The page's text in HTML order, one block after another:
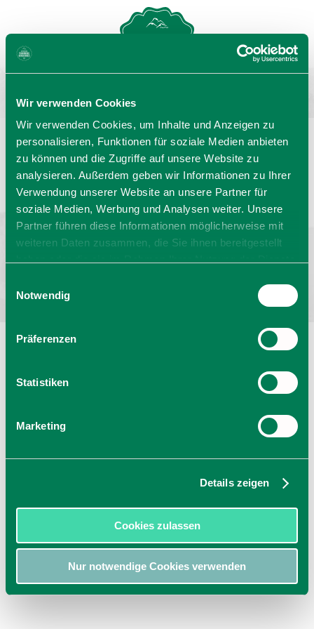
Wir verwenden Cookies
Wir verwenden Cookies, um Inhalte und Anzeigen zu
personalisieren, Funktionen für soziale Medien anbieten
zu können und die Zugriffe auf unsere Website zu
analysieren. Außerdem geben wir Informationen zu Ihrer
Verwendung unserer Website an unsere Partner für
soziale Medien, Werbung und Analysen weiter. Unsere
Partner führen diese Informationen möglicherweise mit
weiteren Daten zusammen, die Sie ihnen bereitgestellt
Cookies, wenn Sie unsere Webseite weiterhin nutzen.
Notwendig
Präferenzen
Statistiken
Marketing
Details zeigen
Cookies zulassen
Nur notwendige Cookies verwenden
Sprache wählen: DE EN IT
Barrierefrei reisen Filmregion
Prospekte
Kontakt
Impressum
Datenschutz
Erklärung zur Barrierefreiheit
Bayern - traditionell anders
GASTGEBERSUCHE